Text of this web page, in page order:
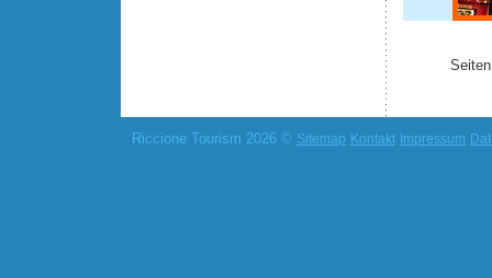
Riccione Tourism 2026 © Sitemap Kontakt Impressum